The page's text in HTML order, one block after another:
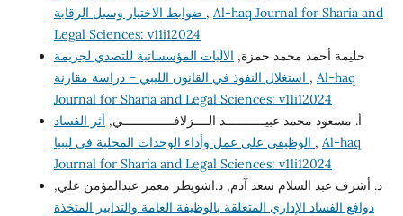
, Al-haq Journal for Sharia and
Legal Sciences: v11i12024
حليمة أحمد محمد حمزة, الآليات المؤسساتية للتصدي لجريمة
, Al-haq
Journal for Sharia and Legal Sciences: v11i12024
أ. مسعود محمد عبيـــــــــــد الــــزلافــــــــــــــي, أثر الفساد
, Al-haq
Journal for Sharia and Legal Sciences: v11i12024
د. أشرف عبد السلام سعد آدم, د.اشويطر معمر عبدالمؤمن علي,
دوافع الفساد الإداري المتعلقة بالوظيفة العامة والتدابير المتخذة